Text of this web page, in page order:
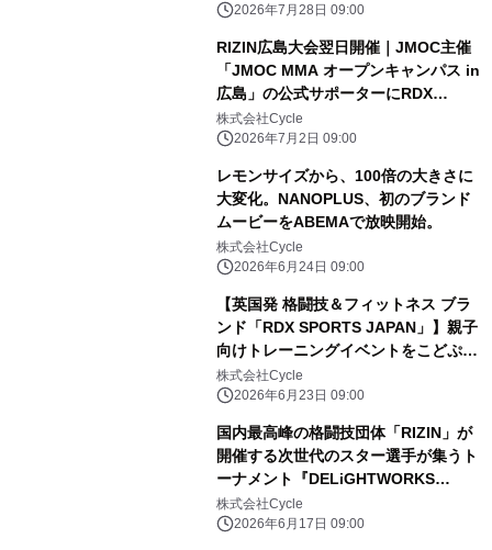
2026年7月28日 09:00
RIZIN広島大会翌日開催｜JMOC主催
「JMOC MMA オープンキャンパス in
広島」の公式サポーターにRDX
SPORTS JAPANが就任決定！
株式会社Cycle
2026年7月2日 09:00
レモンサイズから、100倍の大きさに
大変化。NANOPLUS、初のブランド
ムービーをABEMAで放映開始。
株式会社Cycle
2026年6月24日 09:00
【英国発 格闘技＆フィットネス ブラ
ンド「RDX SPORTS JAPAN」】親子
向けトレーニングイベントをこどぷら
と共同開催決定！
株式会社Cycle
2026年6月23日 09:00
国内最高峰の格闘技団体「RIZIN」が
開催する次世代のスター選手が集うト
ーナメント『DELiGHTWORKS
presents RIZIN甲子園 2026』に新た
にRDX製品が公式ギアとして採用！
株式会社Cycle
2026年6月17日 09:00